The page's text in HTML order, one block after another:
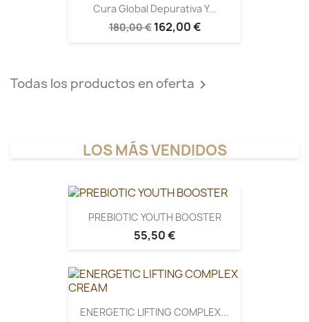
Cura Global Depurativa Y...
180,00 € 162,00 €
Todas los productos en oferta 
LOS MÁS VENDIDOS
PREBIOTIC YOUTH BOOSTER
55,50 €
ENERGETIC LIFTING COMPLEX...